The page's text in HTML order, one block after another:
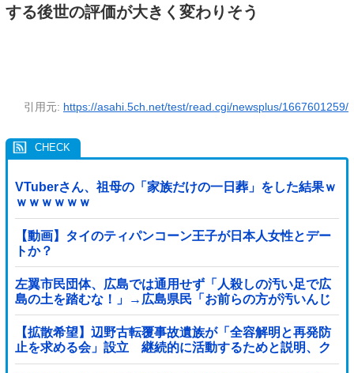
する後世の評価が大きく変わりそう
引用元: https://asahi.5ch.net/test/read.cgi/newsplus/1667601259/
VTuberさん、祖母の「家族だけの一日葬」をした結果ｗ
ｗｗｗｗｗｗ
【動画】タイのティパンコーン王子が日本人女性とデー
トか？
左翼市民団体、広島では通用せず「人殺しの汚い足で広
島の土を踏むな！」→広島県民「お前らの方が汚いんじ
ゃ！」「ワシらが広島県民じゃ」
【拡散希望】辺野古転覆事故遺族が「全容解明と再発防
止を求める会」設立 継続的に活動するためと説明、ク
ラファン立ち上げも準備